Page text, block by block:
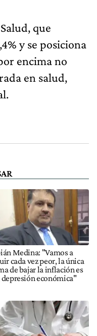
que
y se posiciona
encima no
en salud,
Medina: "Vamos a
cada vez peor, la única
de bajar la inflación es
depresión económica"